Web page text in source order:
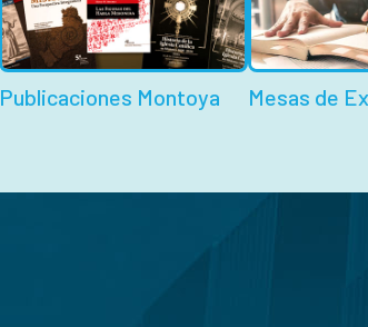
Publicaciones Montoya Mesas de